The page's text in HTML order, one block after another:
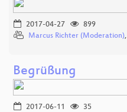
2017-04-27
899
Marcus Richter (Moderation),
Begrüßung
2017-06-11
35